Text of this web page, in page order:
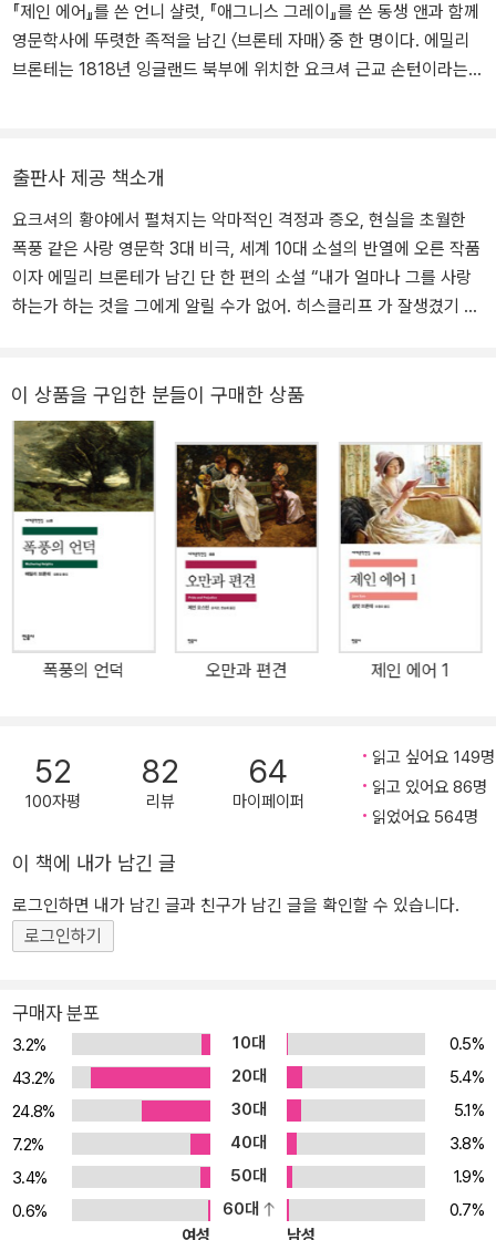
언덕』은 잉글랜드 북부 황량한 들판을 배경으로 거칠고도 격렬한 영
혼을 지닌 이들이 두 세대에 걸쳐 펼치는 사랑과 배신, 복수 그리고 구
원에 관한 이야기다. 셰익스피어의 『리어왕』, 허먼 멜빌의 『모비 딕』
되는 불후의 걸작이다.
<현대의 영시>, 시론선집 <시를 어떻게 읽을 것인가> 등이 있다. 20
05년 제2회 이육사 시 문학상 2005년 제5회 고산문학상 2007년 제
8회 청마문학상
『제인 에어』를 쓴 언니 샬럿, 『애그니스 그레이』를 쓴 동생 앤과 함께
영문학사에 뚜렷한 족적을 남긴 〈브론테 자매〉 중 한 명이다. 에밀리
브론테는 1818년 잉글랜드 북부에 위치한 요크셔 근교 손턴이라는
언니 둘이 결핵으로 사망하면서 반년 만에 자퇴하고, 그때부터 가정
내에서 아버지에게 직접 교육을 받는 한편, 스콧, 바이런, 셸리의 문학
작품을 읽으며 홀로 교양을 쌓는다. 성인이 된 후 잠시 샬럿이 교사로
있던 학교에 입학하기도 하고 외지에서 교사 생활을 하기도 하지만
모두 길게 이어지지는 않았으며, 평생 대부분의 시간을 아버지의 사
출간하나 거의 판매되지 않는다. 다음 해인 1847년 샬럿의 『제인 에
된다. 언니의 『제인 에어』가 즉각적인 성공을 거둔 데 비해 『폭풍의
언덕』은 바로 주목받지 못하고 1848년 에밀리가 폐결핵으로 사망한
후 반세기가 지나서야 비로소 위대한 명작으로 인정받는다. 『폭풍의
언덕』은 잉글랜드 북부 황량한 들판을 배경으로 거칠고도 격렬한 영
혼을 지닌 이들이 두 세대에 걸쳐 펼치는 사랑과 배신, 복수 그리고 구
원에 관한 이야기다. 셰익스피어의 『리어왕』, 허먼 멜빌의 『모비 딕』
과 함께 영문학 3대 비극으로 꼽히며, 현대에도 생생하게 살아 숨 쉬
는 이야기로서 영화나 연극, 음악 등으로 끊임없이 변주되고 재해석
되는 불후의 걸작이다.
출판사 제공 책소개
요크셔의 황야에서 펼쳐지는 악마적인 격정과 증오, 현실을 초월한
폭풍 같은 사랑 영문학 3대 비극, 세계 10대 소설의 반열에 오른 작품
이자 에밀리 브론테가 남긴 단 한 편의 소설 “내가 얼마나 그를 사랑
하는가 하는 것을 그에게 알릴 수가 없어. 히스클리프 가 잘생겼기 때
일한 소설이 다. 황량한 들판 위 외딴 저택 워더링 하이츠를 무대로 벌
어지는 캐서린과 히스클리프의 비 극적인 사랑, 에드거와 이사벨을
향한 히스클리프의 잔인한 복수를 그린 작품으로, 작가 가 ‘엘리스
벨’이라는 필명으로 발표했을 당시에는 그 음산한 힘과 등장인물들이
드러내는 야만성 때문에 반도덕적이라는 비난을 받았다. 그러나 백
년이 지난 오늘에는 셰익스피어의 『리어 왕』, 멜빌의 『백경』과도 곧
잘 비교될 만큼 깊은 비극성과 시성(詩性)으로 높이 평가받 고 있다.
궁벽한 시골구석에 묻혀 이름 없이 짧은 생을 살다 간 여성에 의해 기
한 정신세계를 그린다. 에밀리 브론테는 교훈적 이고 도덕적이었던
당시 빅토리아 왕조의 이상적인 풍토 가운데서 개인의 실존, 정열과
는 캐서린. 에밀리 브론테는 이렇게 이상화되지 않은 현실의 인간을
창조해, 선과 악에 대한 판가름이 아니라 선악이 한데 어울려 몸부림
치는 인 간 실존의 세계를 강렬한 필치로 그려 냈다. ▶ 우리가 인간
존재에 관해 알고 있는 모든 것을 뿌리째 뒤흔들고, 그 인지할 수 없는
자. ─ 버지니아 울프 ▶ 『폭풍의 언덕』은 그 어느 소설과도 비교가 불
가능하다. 세계 10대 소설로 꼽을 만하다. ─ 서머싯 몸
이 상품을 구입한 분들이 구매한 상품
폭풍의 언덕 오만과 편견 제인 에어 1
52
100자평
82
리뷰
64
마이페이퍼
읽고 싶어요 149명
읽고 있어요 86명
읽었어요 564명
이 책에 내가 남긴 글
로그인하면 내가 남긴 글과 친구가 남긴 글을 확인할 수 있습니다.
로그인하기
구매자 분포
3.2% 10대
0.5%
43.2%
20대
5.4%
24.8%
30대
5.1%
7.2%
40대
3.8%
3.4%
50대
1.9%
0.6%
60대
0.7%
여성
남성